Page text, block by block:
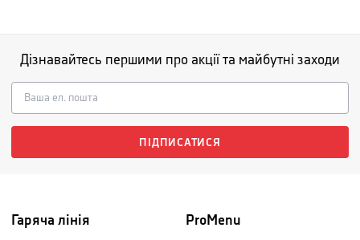
Дізнавайтесь першими про акції та майбутні заходи
ПІДПИСАТИСЯ
Гаряча лінія ProMenu